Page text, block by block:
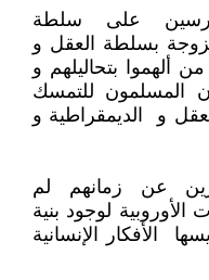
على سلطة
بسلطة العقل و
ألهموا بتحاليلهم و
المسلمون للتمسك
و الديمقراطية و
عن زمانهم لم
الأوروبية لوجود بنية
الأفكار الإنسانية